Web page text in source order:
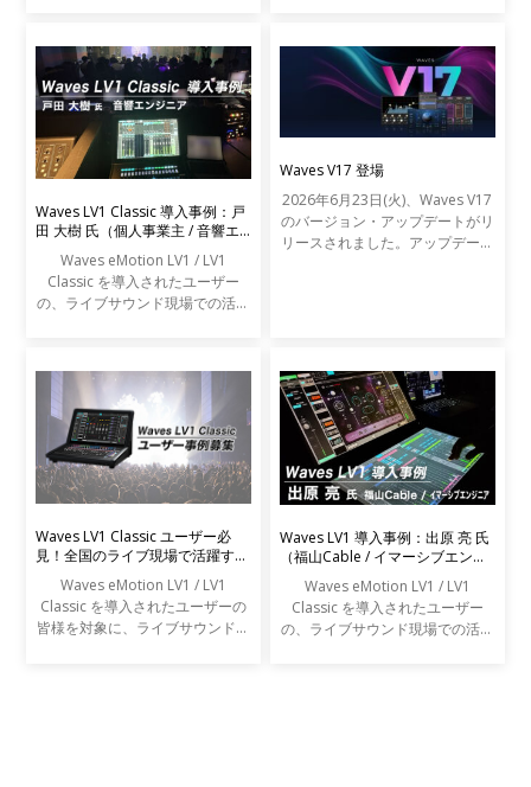
Waves LV1 Classic 導入事例：戸
田 大樹 氏（個人事業主 / 音響エ
ンジニア）
Waves eMotion LV1 / LV1
Classic を導入されたユーザー
の、ライブサウンド現場での活用
Waves V17 登場
2026年6月23日(火)、Waves V17
のバージョン・アップデートがリ
リースされました。アップデート
Waves LV1 Classic ユーザー必
見！全国のライブ現場で活躍する
Waves eMotion LV1 / LV1
Classic を導入されたユーザーの
皆様を対象に、ライブサウンドの
Waves LV1 導入事例：出原 亮 氏
（福山Cable / イマーシブエンジ
Waves eMotion LV1 / LV1
Classic を導入されたユーザー
の、ライブサウンド現場での活用